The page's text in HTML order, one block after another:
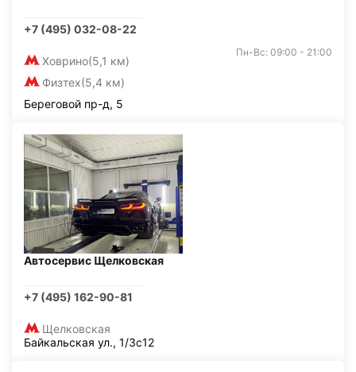
+7 (495) 032-08-22
Ховрино(5,1 км)
Физтех(5,4 км)
Пн-Вс: 09:00 - 21:00
Береговой пр-д, 5
Автосервис Щелковская
+7 (495) 162-90-81
Щелковская
Байкальская ул., 1/3с12